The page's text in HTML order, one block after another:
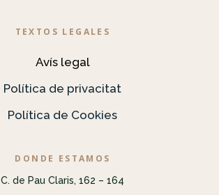
TEXTOS LEGALES
Avís legal
Política de privacitat
Política de Cookies
DONDE ESTAMOS
C. de Pau Claris, 162 – 164